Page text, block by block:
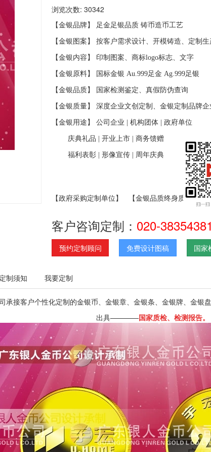
浏览次数: 30342
【金银品牌】 足金足银品质 铸币造币工艺
【金银图案】 按客户需求设计、开模铸造、定制生
【金银内容】 印制图案、商标logo标志、文字
【金银原料】 国标金银 Au.999足金 Ag.999足银
【金银品质】 国家检测鉴定、真假防伪查询
【金银质量】 深度企业文创定制、金银定制品牌企
【金银用途】 公司企业 机构团体 政府单位
庆典礼品 开业上市 商务馈赠
福利表彰 形像宣传 周年庆典
【政府采购定制单位】 【金银品质终身质保】
客户咨询定制： 020-38354381
预约定制顾问 免费设计图稿 国家
定制须知 我要定制
承接客户个性化定制的金银币、金银章、金银条、金银牌、金银
出具————国家质检、 检测报告。